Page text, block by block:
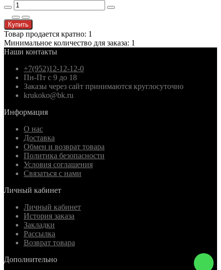
Купить
Товар продается кратно: 1
Минимальное количество для заказа: 1
Наши контакты
+7(952)12-12-12-0
Пн-Пт с 9 до 18
Заказы через сайт принимаются круглосуточно
krukoko@bk.ru
Информация
О нас
Доставка
Обмен и возврат товара
Политика безопасности
Условия соглашения
Связаться с нами
Личный кабинет
Личный кабинет
История заказа
Закладки
Рассылка
Возврат товара
Дополнительно